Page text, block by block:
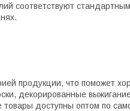
соответствуют
продукции, что поможет
декорированные
доступны оптом по